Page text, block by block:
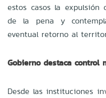
estos casos la expulsión
de la pena y
eventual retorno al
Gobierno destaca control
Desde las instituciones